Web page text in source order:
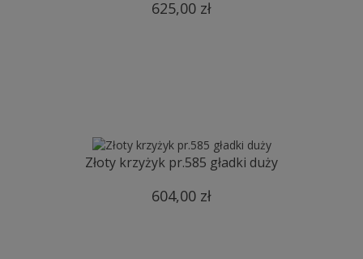
625,00 zł
Złoty krzyżyk pr.585 gładki duży
604,00 zł